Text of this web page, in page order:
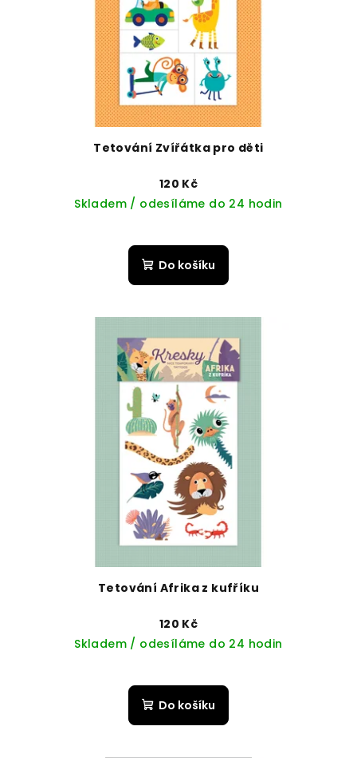
Tetování Zvířátka pro děti
120 Kč
Skladem / odesíláme do 24 hodin
Do košíku
Tetování Afrika z kufříku
120 Kč
Skladem / odesíláme do 24 hodin
Do košíku